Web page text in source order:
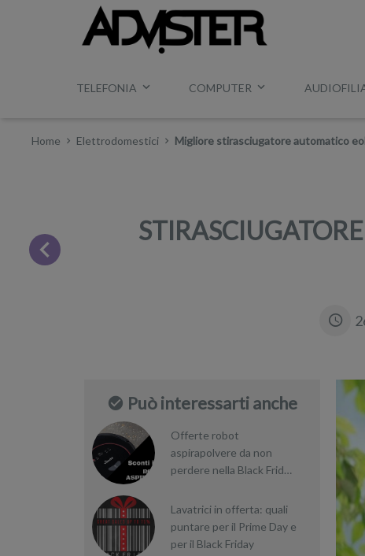
TELEFONIA COMPUTER
Home Elettrodomestici Migliore stirasciugatore automatico
Può interessarti anche
Offerte robot
aspirapolvere da non
perdere nella Black Friday
Lavatrici in offerta: quali
puntare per il Prime Day e
per il Black Friday